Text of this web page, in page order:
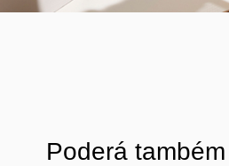
Poderá